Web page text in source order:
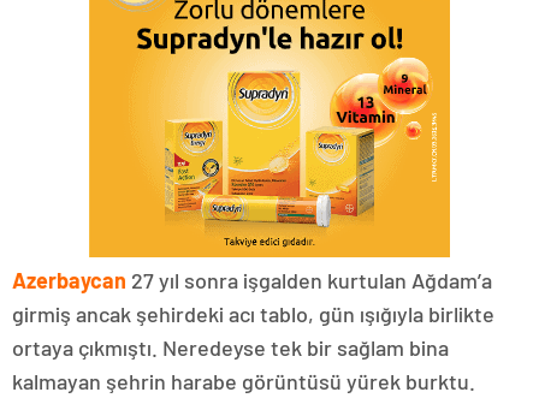
Azerbaycan 27 yıl sonra işgalden kurtulan Ağdam’a
girmiş ancak şehirdeki acı tablo, gün ışığıyla birlikte
ortaya çıkmıştı. Neredeyse tek bir sağlam bina
kalmayan şehrin harabe görüntüsü yürek burktu.